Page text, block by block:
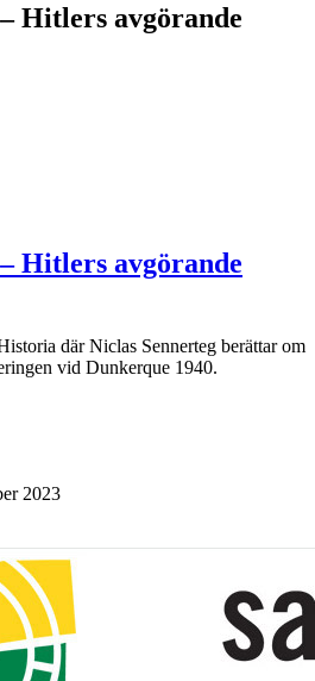
Hitlers avgörande
Hitlers avgörande
där Niclas Sennerteg berättar om
vid Dunkerque 1940.
2023